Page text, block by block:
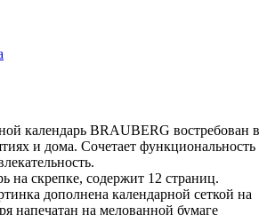
календарь BRAUBERG востребован в
и дома. Сочетает функциональность
на скрепке, содержит 12 страниц.
дополнена календарной сеткой на
напечатан на мелованной бумаге